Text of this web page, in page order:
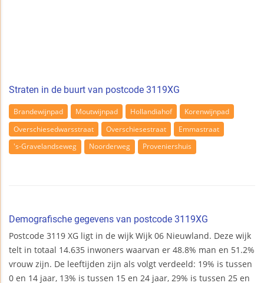
Straten in de buurt van postcode 3119XG
Brandewijnpad Moutwijnpad Hollandiahof
Korenwijnpad
Overschiesedwarsstraat
Overschiesestraat
Emmastraat
's-Gravelandseweg
Noorderweg Proveniershuis
Demografische gegevens van postcode 3119XG
Postcode 3119 XG ligt in de wijk Wijk 06 Nieuwland. Deze wijk
telt in totaal 14.635 inwoners waarvan er 48.8% man en 51.2%
vrouw zijn. De leeftijden zijn als volgt verdeeld: 19% is tussen
0 en 14 jaar, 13% is tussen 15 en 24 jaar, 29% is tussen 25 en